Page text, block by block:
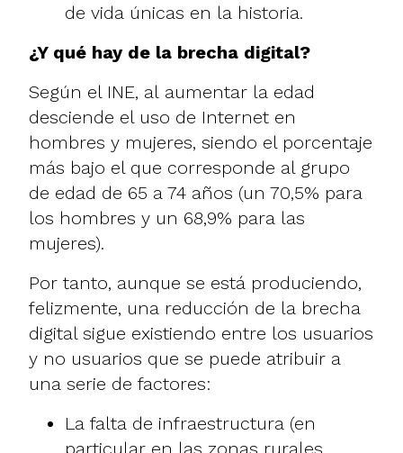
de vida únicas en la historia.
¿Y qué hay de la brecha digital?
Según el INE, al aumentar la edad
desciende el uso de Internet en
hombres y mujeres, siendo el porcentaje
más bajo el que corresponde al grupo
de edad de 65 a 74 años (un 70,5% para
los hombres y un 68,9% para las
mujeres).
Por tanto, aunque se está produciendo,
felizmente, una reducción de la brecha
digital sigue existiendo entre los usuarios
y no usuarios que se puede atribuir a
una serie de factores:
La falta de infraestructura (en
particular en las zonas rurales